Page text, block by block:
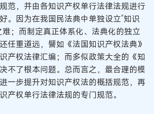
范，并由各知识产权单行法律法规进行
。因为在我国民法典中单独设立“知识
难；而制定真正体系化、法典化的独立
任重道远，譬如《法国知识产权法典》
产权法律汇编；而多似政策大全的《知
不了根本问题。总而言之，最合理的模
一步提升对知识产权法的概括规范，再
产权单行法律法规的专门规范。